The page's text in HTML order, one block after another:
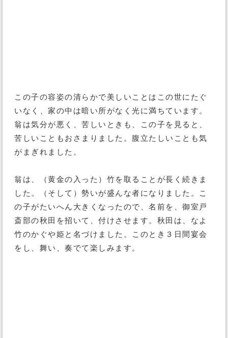
この子の容姿の清らかで美しいことはこの世にたぐ
いなく、家の中は暗い所がなく光に満ちています。
翁は気分が悪く、苦しいときも、この子を見ると、
苦しいこともおさまりました。腹立たしいことも気
がまぎれました。
翁は、（黄金の入った）竹を取ることが長く続きま
した。（そして）勢いが盛んな者になりました。こ
の子がたいへん大きくなったので、名前を、御室戸
斎部の秋田を招いて、付けさせます。秋田は、なよ
竹のかぐや姫と名づけました。このとき３日間宴会
をし、舞い、奏でて楽しみます。